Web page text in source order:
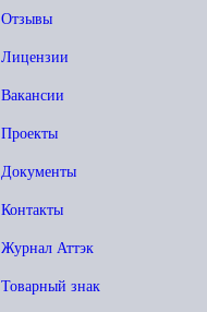
Отзывы
Лицензии
Вакансии
Проекты
Документы
Контакты
Журнал Аттэк
Товарный знак